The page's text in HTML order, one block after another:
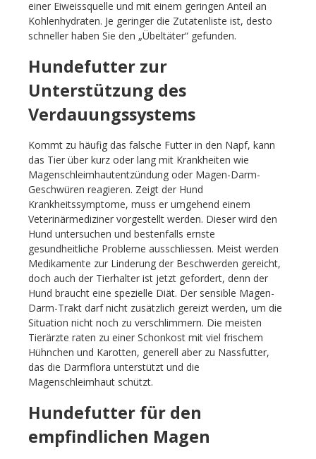
einer Eiweissquelle und mit einem geringen Anteil an
Kohlenhydraten. Je geringer die Zutatenliste ist, desto
schneller haben Sie den „Übeltäter“ gefunden.
Hundefutter zur
Unterstützung des
Verdauungssystems
Kommt zu häufig das falsche Futter in den Napf, kann
das Tier über kurz oder lang mit Krankheiten wie
Magenschleimhautentzündung oder Magen-Darm-
Geschwüren reagieren. Zeigt der Hund
Krankheitssymptome, muss er umgehend einem
Veterinärmediziner vorgestellt werden. Dieser wird den
Hund untersuchen und bestenfalls ernste
gesundheitliche Probleme ausschliessen. Meist werden
Medikamente zur Linderung der Beschwerden gereicht,
doch auch der Tierhalter ist jetzt gefordert, denn der
Hund braucht eine spezielle Diät. Der sensible Magen-
Darm-Trakt darf nicht zusätzlich gereizt werden, um die
Situation nicht noch zu verschlimmern. Die meisten
Tierärzte raten zu einer Schonkost mit viel frischem
Hühnchen und Karotten, generell aber zu Nassfutter,
das die Darmflora unterstützt und die
Magenschleimhaut schützt.
Hundefutter für den
empfindlichen Magen